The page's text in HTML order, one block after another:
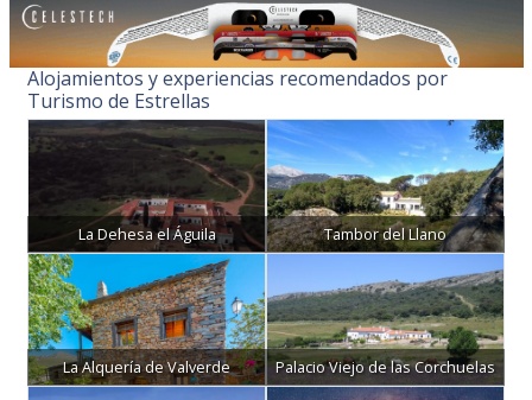
Alojamientos y experiencias recomendados por
Turismo de Estrellas
La Dehesa el Águila Tambor del Llano
La Alquería de Valverde Palacio Viejo de las Corchuelas